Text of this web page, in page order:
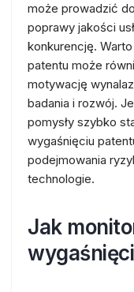
może prowadzić
poprawy jakości
konkurencję.
patentu może
motywację
badania i rozwój.
pomysły szybko
wygaśnięciu
podejmowania
technologie.
Jak